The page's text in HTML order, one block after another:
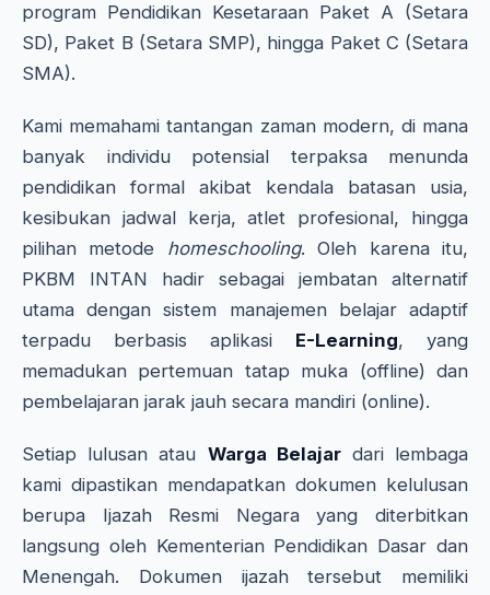
program Pendidikan Kesetaraan Paket A (Setara
SD), Paket B (Setara SMP), hingga Paket C (Setara
SMA).
Kami memahami tantangan zaman modern, di mana
banyak individu potensial terpaksa menunda
pendidikan formal akibat kendala batasan usia,
kesibukan jadwal kerja, atlet profesional, hingga
pilihan metode homeschooling. Oleh karena itu,
PKBM INTAN hadir sebagai jembatan alternatif
utama dengan sistem manajemen belajar adaptif
terpadu berbasis aplikasi E-Learning, yang
memadukan pertemuan tatap muka (offline) dan
pembelajaran jarak jauh secara mandiri (online).
Setiap lulusan atau Warga Belajardari lembaga
kami dipastikan mendapatkan dokumen kelulusan
berupa Ijazah Resmi Negara yang diterbitkan
langsung oleh Kementerian Pendidikan Dasar dan
Menengah. Dokumen ijazah tersebut memiliki